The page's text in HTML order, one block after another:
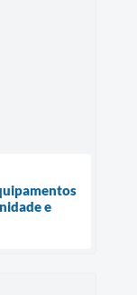
e